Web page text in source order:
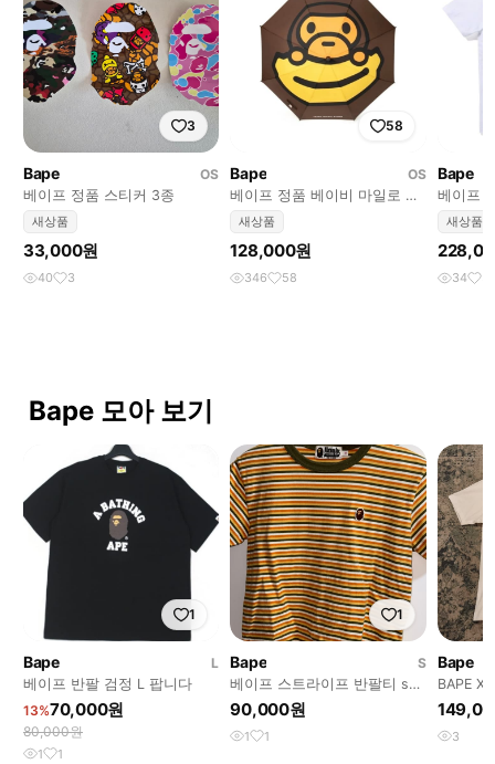
3
Bape
OS
베이프 정품 스티커 3종
새상품
33,000원
40 3
58
Bape
OS
베이프 정품 베이비 마일로 장
우산
새상품
128,000원
346 58
Bape
베이프
씨 리사
헤드 티
새상품
34 5
Bape 모아 보기
1
Bape
L
베이프 반팔 검정 L 팝니다
13%70,000원
80,000원
1 1
1
Bape
S
베이프 스트라이프 반팔티 s사
이즈
90,000원
1 1
Bape
BAPE X
드 반팔
3